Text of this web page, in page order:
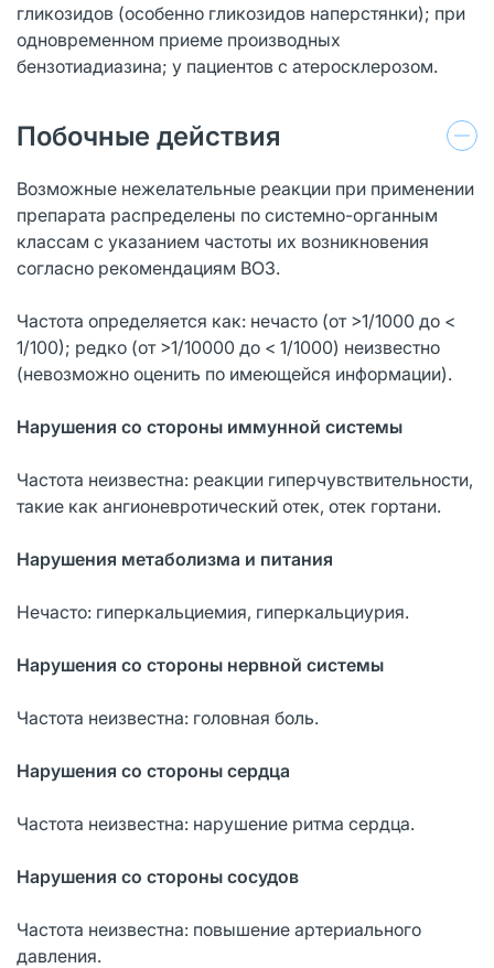
гликозидов (особенно гликозидов наперстянки); при
одновременном приеме производных
бензотиадиазина; у пациентов с атеросклерозом.
Побочные действия
Возможные нежелательные реакции при применении
препарата распределены по системно-органным
классам с указанием частоты их возникновения
согласно рекомендациям ВОЗ.
Частота определяется как: нечасто (от >1/1000 до <
1/100); редко (от >1/10000 до < 1/1000) неизвестно
(невозможно оценить по имеющейся информации).
Нарушения со стороны иммунной системы
Частота неизвестна: реакции гиперчувствительности,
такие как ангионевротический отек, отек гортани.
Нарушения метаболизма и питания
Нечасто: гиперкальциемия, гиперкальциурия.
Нарушения со стороны нервной системы
Частота неизвестна: головная боль.
Нарушения со стороны сердца
Частота неизвестна: нарушение ритма сердца.
Нарушения со стороны сосудов
Частота неизвестна: повышение артериального
давления.